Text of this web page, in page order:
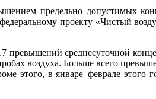
предельно допустимых
проекту «Чистый
превышений среднесуточной
воздуха. Больше всего
в январе–феврале этого